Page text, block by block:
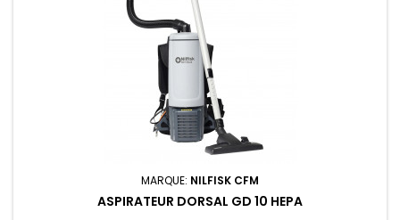
MARQUE: NILFISK CFM
ASPIRATEUR DORSAL GD 10 HEPA